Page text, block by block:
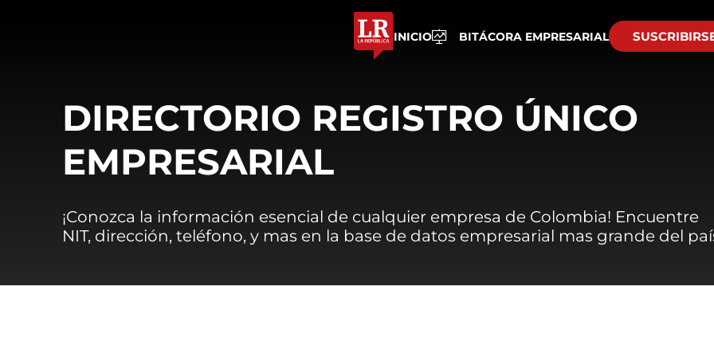
INICIO BITÁCORA EMPRESARIAL
DIRECTORIO REGISTRO ÚNICO
EMPRESARIAL
¡Conozca la información esencial de cualquier empresa de Colombia! Encuentre
NIT, dirección, teléfono, y mas en la base de datos empresarial mas grande del